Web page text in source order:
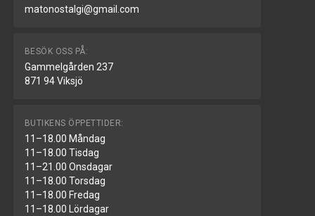
matonostalgi@gmail.com
BESÖK OSS PÅ:
Gammelgården 237
871 94 Viksjö
BUTIKENS ÖPPETTIDER:
11–18.00 Måndag
11–18.00 Tisdag
11–21.00 Onsdagar
11–18.00 Torsdag
11–18.00 Fredag
11–18.00 Lördagar